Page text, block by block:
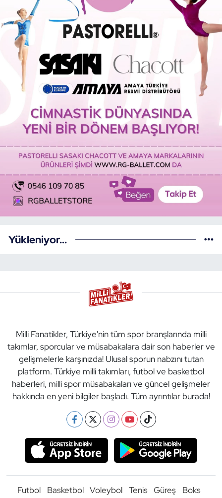
Yükleniyor...
Milli Fanatikler, Türkiye'nin tüm spor branşlarında milli
takımlar, sporcular ve müsabakalara dair son haberler ve
gelişmelerle karşınızda! Ulusal sporun nabzını tutan
platform. Türkiye milli takımları, futbol ve basketbol
haberleri, milli spor müsabakaları ve güncel gelişmeler
hakkında en yeni bilgiler başladı. Tüm ayrıntılar burada!
Futbol Basketbol Voleybol Tenis Güreş
Boks